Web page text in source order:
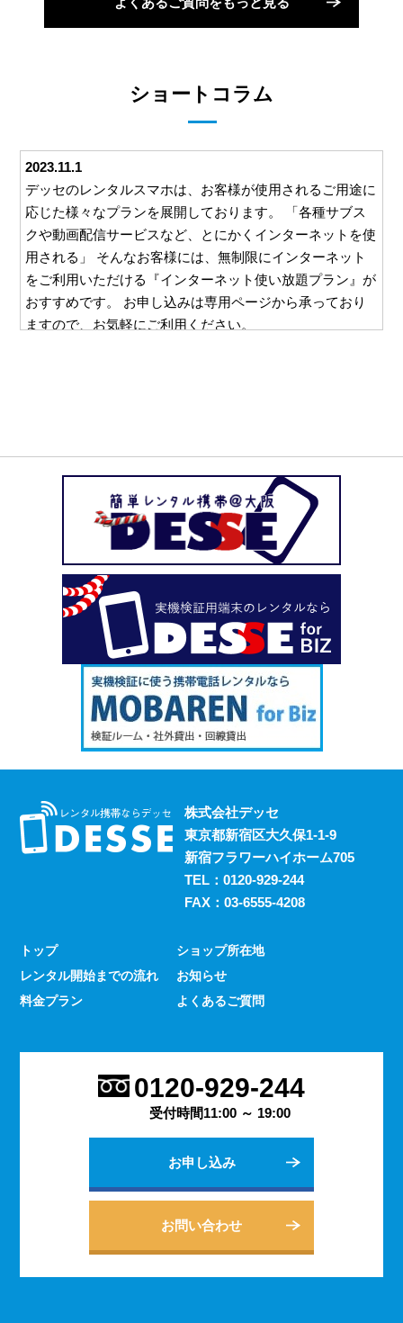
ショートコラム
2023.11.1
デッセのレンタルスマホは、お客様が使用されるご用途に
応じた様々なプランを展開しております。 「各種サブス
クや動画配信サービスなど、とにかくインターネットを使
用される」 そんなお客様には、無制限にインターネット
をご利用いただける『インターネット使い放題プラン』が
おすすめです。 お申し込みは専用ページから承っており
ますので、お気軽にご利用ください。
にお送りすることは一切ございません。 お客様と直接や
り取りのできるメールやお電話でのご請求となりますの
で、万一レンタルスマホの使用を他の方に知られたくな
い、という場合も安心してご利用いただけます。
デッセがスマホのレンタルと並行して展開しているのが、
ポケットwifiのレンタルサービスです。 街中にもフリーwifi
はありますが、通信速度に難があったり接続に制限があっ
たりと不便な面も否めません。 それらの影響を受けず、
電波圏内ならいつでも快適にインターネットを楽しめるポ
ケットwifiをレンタルでお得にご利用いただけます。 ご希
望の際はお気軽にご相談ください。
レンタルスマホには通話・通信以外にも様々な利用方法が
あります。 例えば、スマホ用アプリの開発における実機
検証用にスマホのレンタルをお考えの際は、デッセまでご
相談ください。
過去に発生した料金トラブルなど、身の回りの様々な事情
からスマホの利用契約を締結できない、という方は意外に
うな連絡手段となるものは手元にないと何かと手間がかか
るものです。 デッセでは、そういった方であっても気軽
にご契約いただけるレンタルスマホサービスのご案内を行
してだけでなく出退勤やスケジュールの管理などにも活躍
します。 会社は人の出入りもありますので、通常のスマ
ホのように1台1台契約するよりも、まとめてレンタルする
方がよりお得に利用できます。 会社用のレンタルスマホ
個人でのご利用から法人向けの複数台のご利用まで、お客
様の用途に合わせた様々な利用方法を提案できるデッセの
株式会社デッセ
東京都新宿区大久保1-1-9
新宿フラワーハイホーム705
TEL： 0120-929-244
FAX：03-6555-4208
トップ
レンタル開始までの流れ
料金プラン
ショップ所在地
お知らせ
よくあるご質問
0120-929-244
受付時間11:00 ～ 19:00
お申し込み
お問い合わせ